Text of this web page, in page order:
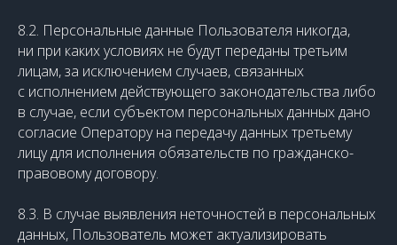
8.2. Персональные данные Пользователя никогда,
ни при каких условиях не будут переданы третьим
лицам, за исключением случаев, связанных
с исполнением действующего законодательства либо
в случае, если субъектом персональных данных дано
согласие Оператору на передачу данных третьему
лицу для исполнения обязательств по гражданско-
правовому договору.
8.3. В случае выявления неточностей в персональных
данных, Пользователь может актуализировать